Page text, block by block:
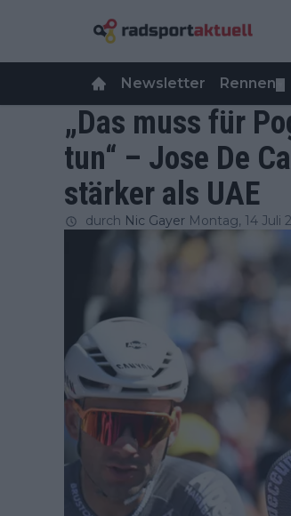
Newsletter Rennen
„Das muss für
tun“ – Jose De
stärker als UAE
durch Nic Gayer Montag, 14 Juli